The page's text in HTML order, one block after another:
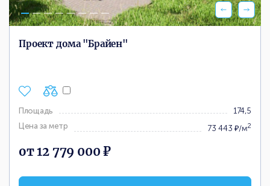
Проект дома "Брайен"
Площадь
174,5
Цена за метр
73 443 ₽/м2
от 12 779 000 ₽